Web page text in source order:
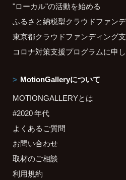
"ローカル"の活動を始める
ふるさと納税型クラウドファン
東京都クラウドファンディング
コロナ対策支援プログラムに申
MotionGalleryについて
MOTIONGALLERYとは
#2020 年代
よくあるご質問
お問い合わせ
取材のご相談
利用規約